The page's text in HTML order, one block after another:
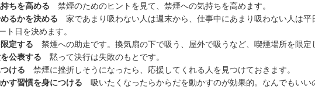
ちを高める 禁煙のためのヒント を見て、禁煙への気持ちを高めます。
るかを決める 家であまり吸わない人は週末から、仕事中にあまり吸わない人は平
ト日を決めます。
定する 禁煙への助走です。換気扇の下で吸う、屋外で吸うなど、喫煙場所を限定
公表する 黙って決行は失敗のもとです。
ける 禁煙に挫折しそうになったら、応援してくれる人を見つけておきます。
す習慣を身につける 吸いたくなったらからだを動かすのが効果的。なんでもいい